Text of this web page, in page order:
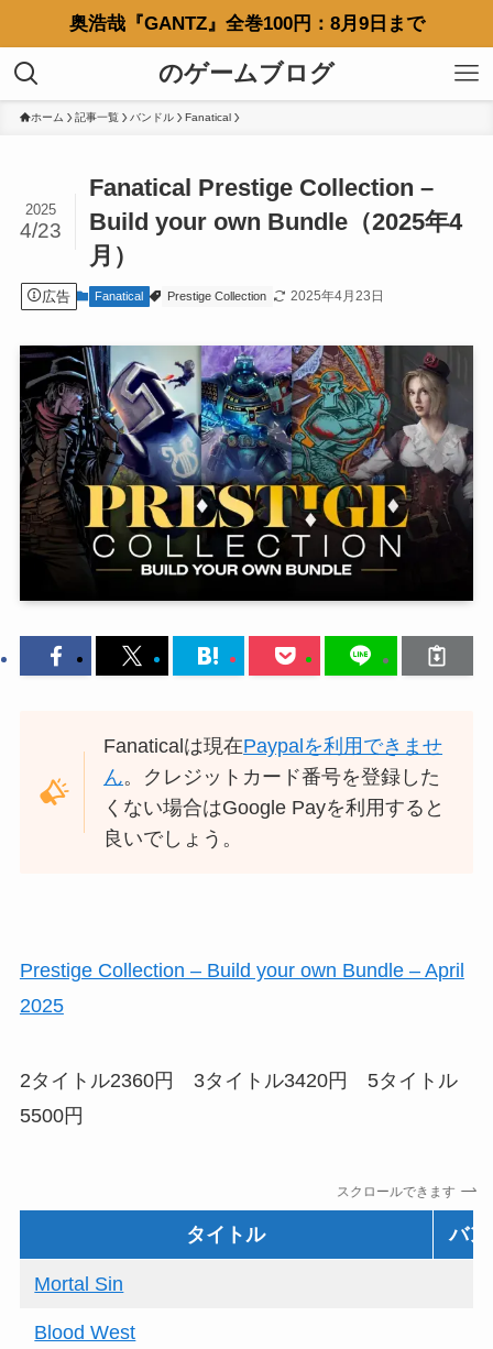
奥浩哉『GANTZ』全巻100円：8月9日まで
のゲームブログ
ホーム 記事一覧 バンドル Fanatical
Fanatical Prestige Collection –
Build your own Bundle（2025年4
月）
2025
4/23
広告 Fanatical Prestige Collection 2025年4月23日
Fanaticalは現在Paypalを利用できませ
ん。クレジットカード番号を登録した
くない場合はGoogle Payを利用すると
良いでしょう。
Prestige Collection – Build your own Bundle – April
2025
2タイトル2360円 3タイトル3420円 5タイトル
5500円
スクロールできます
タイトル バン
Mortal Sin
Blood West